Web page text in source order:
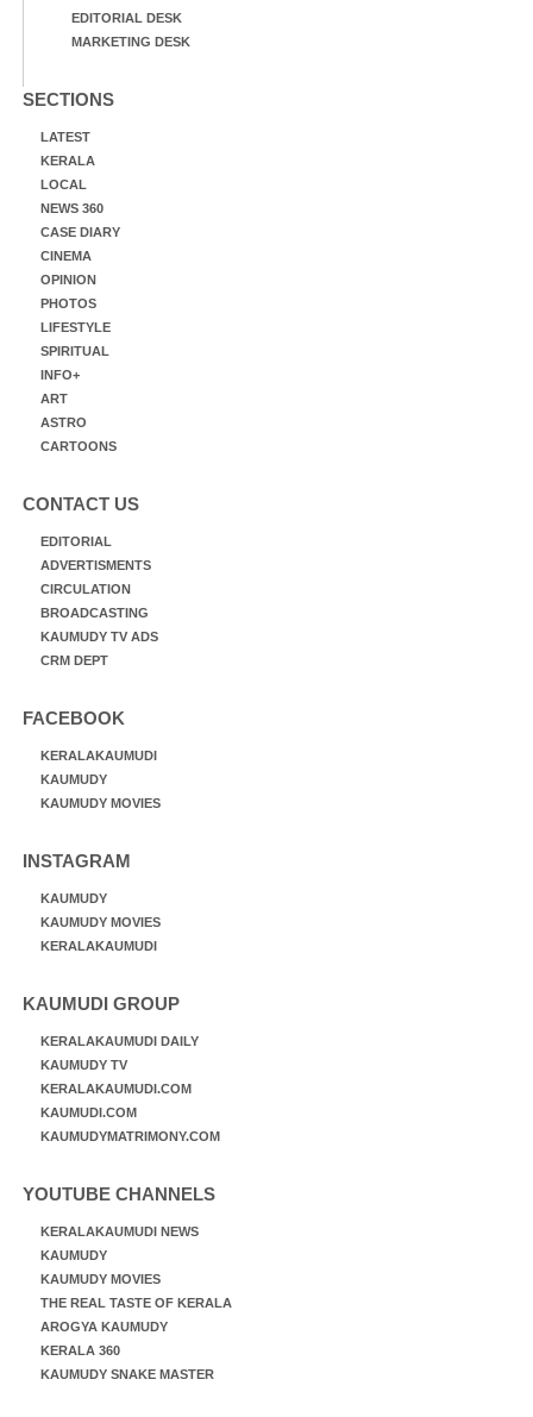
EDITORIAL DESK
MARKETING DESK
SECTIONS
LATEST
KERALA
LOCAL
NEWS 360
CASE DIARY
CINEMA
OPINION
PHOTOS
LIFESTYLE
SPIRITUAL
INFO+
ART
ASTRO
CARTOONS
CONTACT US
EDITORIAL
ADVERTISMENTS
CIRCULATION
BROADCASTING
KAUMUDY TV ADS
CRM DEPT
FACEBOOK
KERALAKAUMUDI
KAUMUDY
KAUMUDY MOVIES
INSTAGRAM
KAUMUDY
KAUMUDY MOVIES
KERALAKAUMUDI
KAUMUDI GROUP
KERALAKAUMUDI DAILY
KAUMUDY TV
KERALAKAUMUDI.COM
KAUMUDI.COM
KAUMUDYMATRIMONY.COM
YOUTUBE CHANNELS
KERALAKAUMUDI NEWS
KAUMUDY
KAUMUDY MOVIES
THE REAL TASTE OF KERALA
AROGYA KAUMUDY
KERALA 360
KAUMUDY SNAKE MASTER